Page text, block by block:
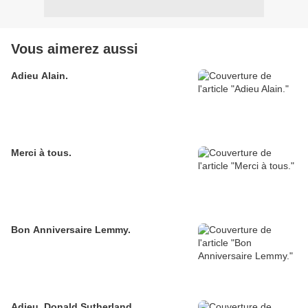
Vous aimerez aussi
Adieu Alain.
Merci à tous.
Bon Anniversaire Lemmy.